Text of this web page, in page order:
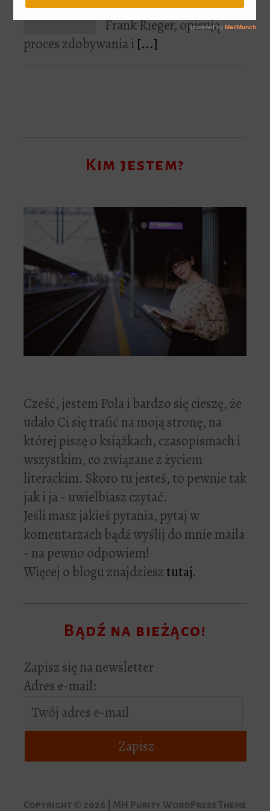
danych, Constanze Kurz i
Frank Rieger, opisują
proces zdobywania i [...]
Kim jestem?
Cześć, jestem Pola i bardzo się cieszę, że
udało Ci się trafić na moją stronę, na
której piszę o książkach, czasopismach i
wszystkim, co związane z życiem
literackim. Skoro tu jesteś, to pewnie tak
jak i ja - uwielbiasz czytać.
Jeśli masz jakieś pytania, pytaj w
komentarzach bądź wyślij do mnie maila
- na pewno odpowiem!
Więcej o blogu znajdziesztutaj.
Bądź na bieżąco!
Zapisz się na newsletter
Adres e-mail:
Copyright © 2026 | MH Purity WordPress Theme